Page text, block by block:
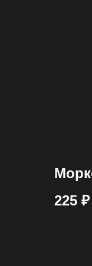
225 ₽